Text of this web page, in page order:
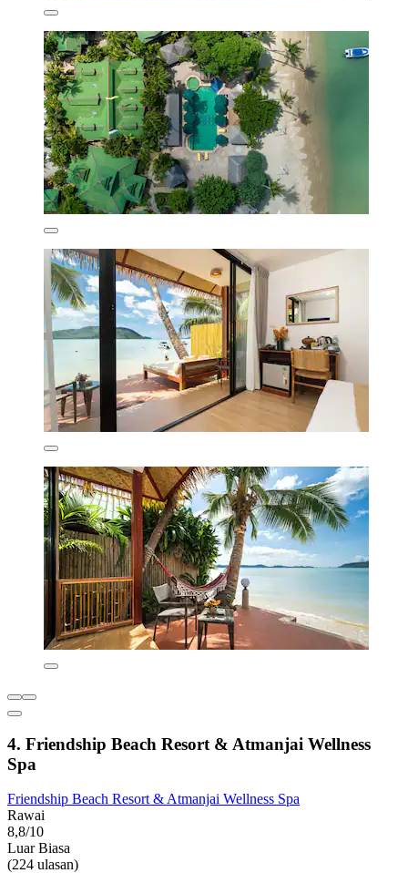
4. Friendship Beach Resort & Atmanjai Wellness
Spa
Friendship Beach Resort & Atmanjai Wellness Spa
Rawai
8,8/10
Luar Biasa
(224 ulasan)